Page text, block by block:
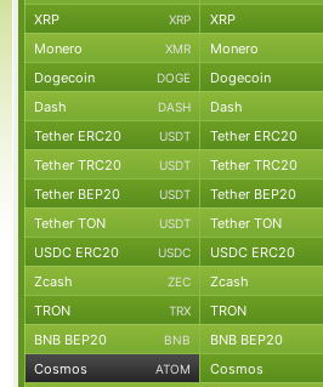
XRP XRP XRP
Monero XMR Monero
Dogecoin DOGE Dogecoin
Dash DASH Dash
Tether ERC20 USDT Tether ERC20
Tether TRC20 USDT Tether TRC20
Tether BEP20 USDT Tether BEP20
Tether TON USDT Tether TON
USDC ERC20 USDC USDC ERC20
Zcash ZEC Zcash
TRON TRX TRON
BNB BEP20 BNB BNB BEP20
Cosmos ATOM Cosmos